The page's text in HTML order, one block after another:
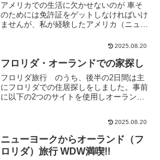
アメリカでの生活に欠かせないのが 車そ
のためには免許証をゲットしなければいけ
ませんが、私が経験したアメリカ（ニュー
プLearner’s permit 取得方法筆記試験勉強
2025.08.20
フロリダ・オーランドでの家探し
フロリダ旅行 のうち、後半の2日間は主
にフロリダでの住居探しをしました。事前
に以下の2つのサイトを使用しオーランド
た。 ちなみにオーランドのエリアをいく
つか訪問しまし...
2025.08.20
ニューヨークからオーランド（フ
ロリダ）旅行 WDW満喫!!